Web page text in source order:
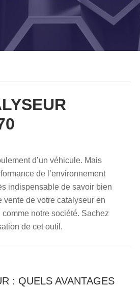
d’un véhicule. Mais
de l’environnement
indispensable de savoir bien
de votre catalyseur en
notre société. Sachez
de cet outil.
: QUELS AVANTAGES